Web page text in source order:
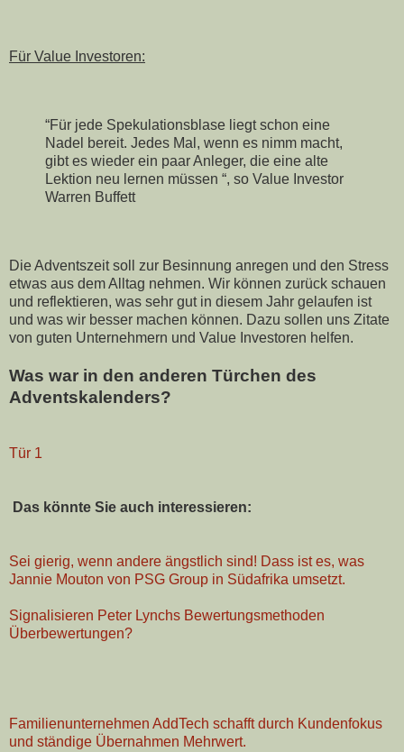
Für Value Investoren:
“Für jede Spekulationsblase liegt schon eine
Nadel bereit. Jedes Mal, wenn es nimm macht,
gibt es wieder ein paar Anleger, die eine alte
Lektion neu lernen müssen “, so Value Investor
Warren Buffett
Die Adventszeit soll zur Besinnung anregen und den Stress
etwas aus dem Alltag nehmen. Wir können zurück schauen
und reflektieren, was sehr gut in diesem Jahr gelaufen ist
und was wir besser machen können. Dazu sollen uns Zitate
von guten Unternehmern und Value Investoren helfen.
Was war in den anderen Türchen des
Adventskalenders?
Tür 1
Das könnte Sie auch interessieren:
Sei gierig, wenn andere ängstlich sind! Dass ist es, was
Jannie Mouton von PSG Group in Südafrika umsetzt.
Signalisieren Peter Lynchs Bewertungsmethoden
Überbewertungen?
Familienunternehmen AddTech schafft durch Kundenfokus
und ständige Übernahmen Mehrwert.